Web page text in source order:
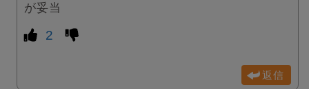
が妥当
2
返信